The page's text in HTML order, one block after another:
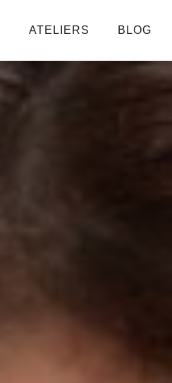
ATELIERS BLOG